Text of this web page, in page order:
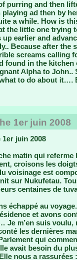
purring and then
playing ad then by
a while. How is
the little one trying
up earlier and
Because after
screams calling
found in the
Alpha to
to do about it….
1er juin 2008
1er juin 2008
matin qui
croisons les
voisinage est
sur Nukufetau.
centaines de
échappé au
et avons
Je m’en suis voulu,
les dernières
qui
avait besoin du
nous a